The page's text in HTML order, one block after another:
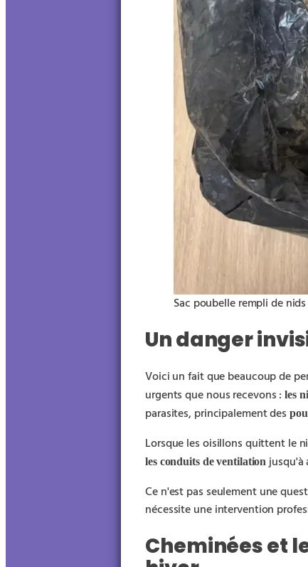
Sac poubelle rempli de nids
Un danger
Voici un fait que beaucoup de
urgents que nous recevons :les
parasites, principalement des
Lorsque les oisillons quittent le
les conduits de ventilation jusqu'à
Ce n'est pas seulement une
nécessite une intervention
Cheminées et